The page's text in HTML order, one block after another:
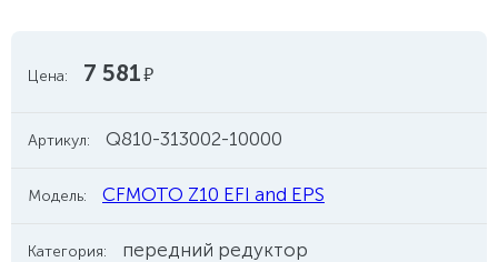
Цена: 7 581руб.
Артикул: Q810-313002-10000
Модель: CFMOTO Z10 EFI and EPS
Категория: передний редуктор